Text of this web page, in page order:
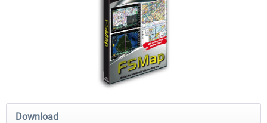
Ultimate Traffic Live FS Global Real
Download